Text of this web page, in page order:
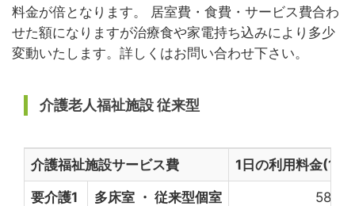
料金が倍となります。 居室費・食費・サービス費合わ
せた額になりますが治療食や家電持ち込みにより多少
変動いたします。詳しくはお問い合わせ下さい。
介護老人福祉施設 従来型
介護福祉施設サービス費 1日の利用料金(1割)
要介護1 多床室 ・ 従来型個室 589円